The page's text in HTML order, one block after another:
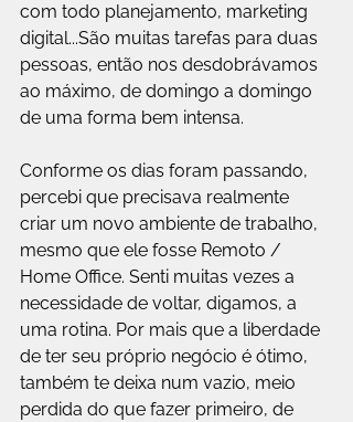
com todo planejamento, marketing
digital...São muitas tarefas para duas
pessoas, então nos desdobrávamos
ao máximo, de domingo a domingo
de uma forma bem intensa.
Conforme os dias foram passando,
percebi que precisava realmente
criar um novo ambiente de trabalho,
mesmo que ele fosse Remoto /
Home Office. Senti muitas vezes a
necessidade de voltar, digamos, a
uma rotina. Por mais que a liberdade
de ter seu próprio negócio é ótimo,
também te deixa num vazio, meio
perdida do que fazer primeiro, de